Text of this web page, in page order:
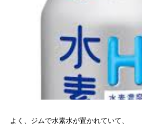
よく、ジムで水素水が置かれていて、